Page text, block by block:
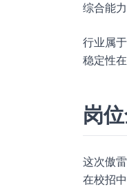
综合能
行业属
稳定性
岗
这次傲
在校招